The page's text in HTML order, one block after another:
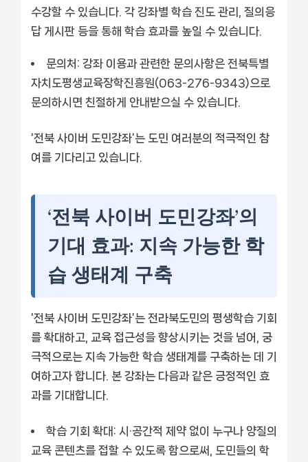
수강할 수 있습니다. 각 강좌별 학습 진도 관리, 질의응
답 게시판 등을 통해 학습 효과를 높일 수 있습니다.
문의처: 강좌 이용과 관련한 문의사항은 전북특별
자치도평생교육장학진흥원(063-276-9343)으로
문의하시면 친절하게 안내받으실 수 있습니다.
‘전북 사이버 도민강좌’는 도민 여러분의 적극적인 참
여를 기다리고 있습니다.
‘전북 사이버 도민강좌’의
기대 효과: 지속 가능한 학
습 생태계 구축
‘전북 사이버 도민강좌’는 전라북도민의 평생학습 기회
를 확대하고, 교육 접근성을 향상시키는 것을 넘어, 궁
극적으로는 지속 가능한 학습 생태계를 구축하는 데 기
여하고자 합니다. 본 강좌는 다음과 같은 긍정적인 효
과를 기대합니다.
학습 기회 확대: 시·공간적 제약 없이 누구나 양질의
교육 콘텐츠를 접할 수 있도록 함으로써, 도민들의 학